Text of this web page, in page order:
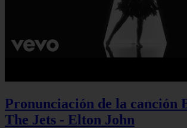
Pronunciación de la canción
The Jets - Elton John